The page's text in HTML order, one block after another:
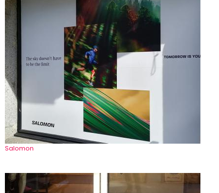
Salomon